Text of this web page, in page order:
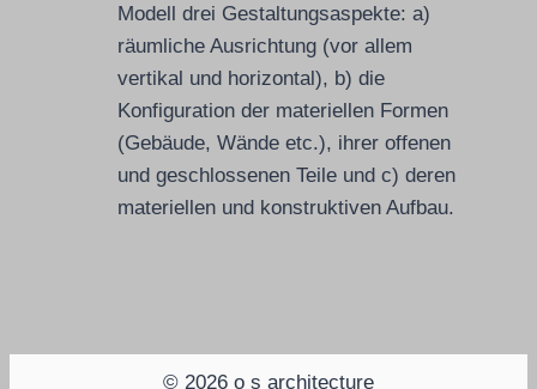
Modell drei Gestaltungsaspekte: a)
räumliche Ausrichtung (vor allem
vertikal und horizontal), b) die
Konfiguration der materiellen Formen
(Gebäude, Wände etc.), ihrer offenen
und geschlossenen Teile und c) deren
materiellen und konstruktiven Aufbau.
© 2026 o s architecture